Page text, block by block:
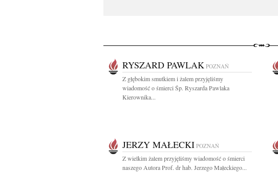
RYSZARD PAWLAK POZNAŃ
Z głębokim smutkiem i żalem przyjęliśmy
wiadomość o śmierci Śp. Ryszarda Pawlaka
Kierownika...
JERZY MAŁECKI POZNAŃ
Z wielkim żalem przyjęliśmy wiadomość o śmierci
naszego Autora Prof. dr hab. Jerzego Małeckiego...